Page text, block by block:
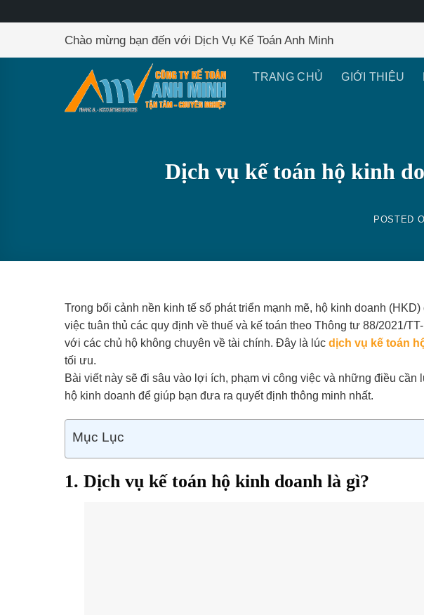
Chào mừng bạn đến với Dịch Vụ Kế Toán Anh Minh
TRANG CHỦ GIỚI THIỆU
Dịch vụ kế toán hộ kinh
POSTED
Trong bối cảnh nền kinh tế số phát triển mạnh mẽ, hộ kinh doanh
việc tuân thủ các quy định về thuế và kế toán theo Thông tư 88/2021/
với các chủ hộ không chuyên về tài chính. Đây là lúc dịch vụ kế toán
tối ưu.
Bài viết này sẽ đi sâu vào lợi ích, phạm vi công việc và những điều cần
hộ kinh doanh để giúp bạn đưa ra quyết định thông minh nhất.
Mục Lục
1. Dịch vụ kế toán hộ kinh doanh là gì?